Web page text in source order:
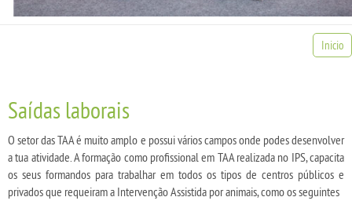
Inicio
Saídas laborais
O setor das TAA é muito amplo e possui vários campos onde podes desenvolver
a tua atividade. A formação como profissional em TAA realizada no IPS, capacita
os seus formandos para trabalhar em todos os tipos de centros públicos e
privados que requeiram a Intervenção Assistida por animais, como os seguintes